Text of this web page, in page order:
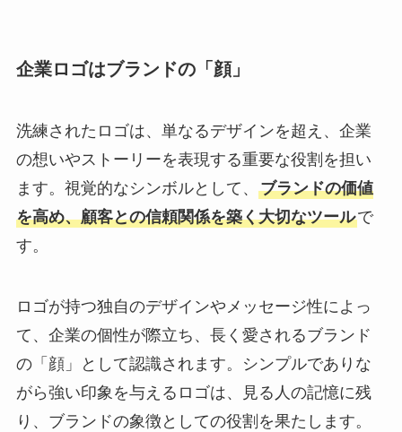
企業ロゴはブランドの「顔」
洗練されたロゴは、単なるデザインを超え、企業
の想いやストーリーを表現する重要な役割を担い
ます。視覚的なシンボルとして、 ブランドの価値
を高め、顧客との信頼関係を築く大切なツールで
す。
ロゴが持つ独自のデザインやメッセージ性によっ
て、企業の個性が際立ち、長く愛されるブランド
の「顔」として認識されます。シンプルでありな
がら強い印象を与えるロゴは、見る人の記憶に残
り、ブランドの象徴としての役割を果たします。